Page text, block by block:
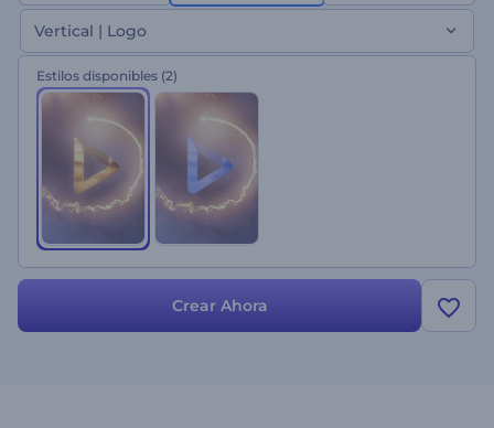
aperturas de presentaciones y muchos más proyectos creativos.
¡Pruébalo ahora!
Vertical | Logo
Estilos disponibles (2)
Crear Ahora